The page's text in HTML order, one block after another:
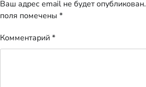
Ваш адрес email не будет опубликован.
поля помечены *
Комментарий *